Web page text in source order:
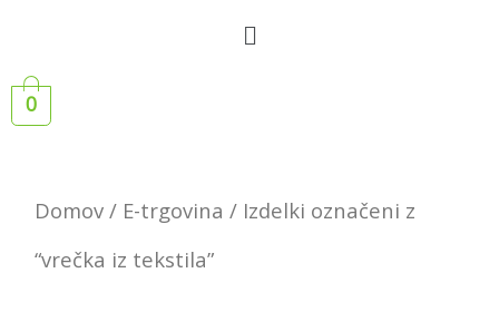
0
Domov/ E-trgovina / Izdelki označeni z
“vrečka iz tekstila”